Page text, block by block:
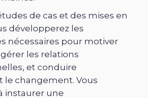
de cas et des mises en
développerez les
nécessaires pour motiver
les relations
et conduire
le changement. Vous
instaurer une